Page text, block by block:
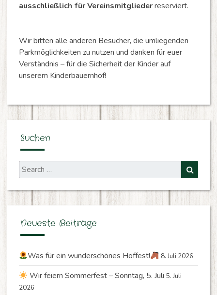
ausschließlich für Vereinsmitgliederreserviert.
Wir bitten alle anderen Besucher, die umliegenden
Parkmöglichkeiten zu nutzen und danken für euer
Verständnis – für die Sicherheit der Kinder auf
unserem Kinderbauernhof!
Suchen
Search
for:
Neueste Beiträge
Was für ein wunderschönes Hoffest! 8. Juli 2026
Wir feiern Sommerfest – Sonntag, 5. Juli 5. Juli
2026